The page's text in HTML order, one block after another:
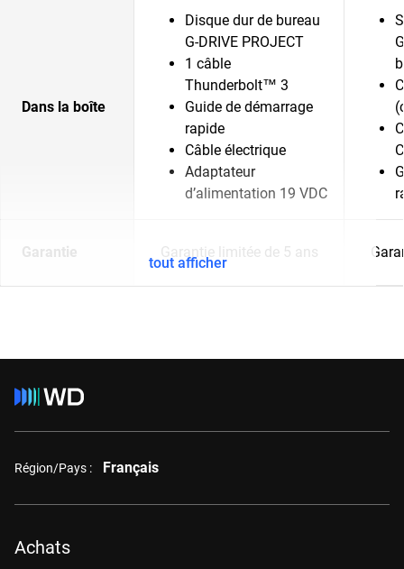
Dans la boîte
Disque dur de bureau
G-DRIVE PROJECT
1 câble
Thunderbolt™ 3
Guide de démarrage
rapide
Câble électrique
Adaptateur
d’alimentation 19 VDC
Garantie Garantie limitée de 5 ans
tout afficher
Région/Pays : Français
Achats